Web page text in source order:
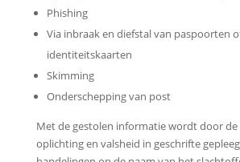
Phishing
Via inbraak en diefstal van paspoorten
identiteitskaarten
Skimming
Onderschepping van post
Met de gestolen informatie wordt door de
oplichting en valsheid in geschrifte